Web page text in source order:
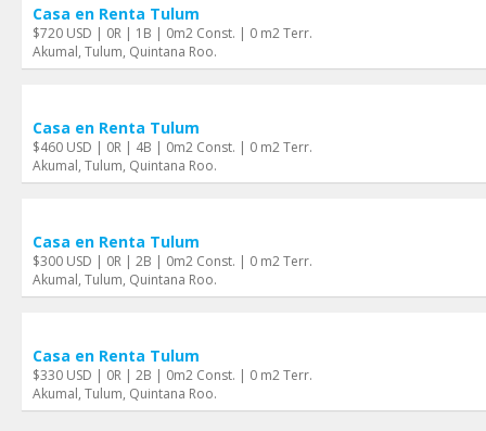
Casa en Renta Tulum
$720 USD | 0R | 1B | 0m2 Const. | 0 m2 Terr.
Akumal, Tulum, Quintana Roo.
Casa en Renta Tulum
$460 USD | 0R | 4B | 0m2 Const. | 0 m2 Terr.
Akumal, Tulum, Quintana Roo.
Casa en Renta Tulum
$300 USD | 0R | 2B | 0m2 Const. | 0 m2 Terr.
Akumal, Tulum, Quintana Roo.
Casa en Renta Tulum
$330 USD | 0R | 2B | 0m2 Const. | 0 m2 Terr.
Akumal, Tulum, Quintana Roo.